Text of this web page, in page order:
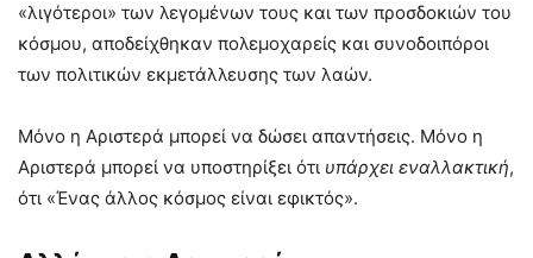
«λιγότεροι» των λεγομένων τους και των προσδοκιών του
κόσμου, αποδείχθηκαν πολεμοχαρείς και συνοδοιπόροι
των πολιτικών εκμετάλλευσης των λαών.
Μόνο η Αριστερά μπορεί να δώσει απαντήσεις. Μόνο η
Αριστερά μπορεί να υποστηρίξει ότι υπάρχει εναλλακτική,
ότι «Ένας άλλος κόσμος είναι εφικτός».